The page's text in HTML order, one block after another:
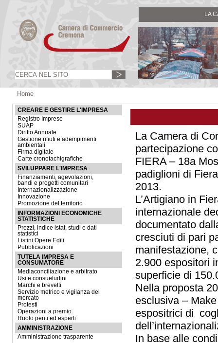
LA
Home
CREARE E GESTIRE L'IMPRESA
Registro Imprese
SUAP
Diritto Annuale
Gestione rifiuti e adempimenti
ambientali
Firma digitale
Carte cronotachigrafiche
SVILUPPARE L'IMPRESA
Finanziamenti, agevolazioni,
bandi e progetti comunitari
Internazionalizzazione
Innovazione
Promozione del territorio
INFORMAZIONI ECONOMICHE
STATISTICHE
Prezzi, indice istat, studi e dati
statistici
Listini Opere Edili
Pubblicazioni
TUTELA IMPRESA E
CONSUMATORE
Mediaconciliazione e arbitrato
Usi e consuetudini
Marchi e brevetti
Servizio metrico e vigilanza del
mercato
Protesti
Operazioni a premio
Ruolo periti ed esperti
AMMINISTRAZIONE
Amministrazione trasparente
La Camera di
partecipazione
FIERA – 18a
padiglioni di
2013.
L’Artigiano in
internazionale
documentato
cresciuti di pari
manifestazione,
2.900 espositori
superficie di
Nella proposta
esclusiva –
espositrici di
In base alle